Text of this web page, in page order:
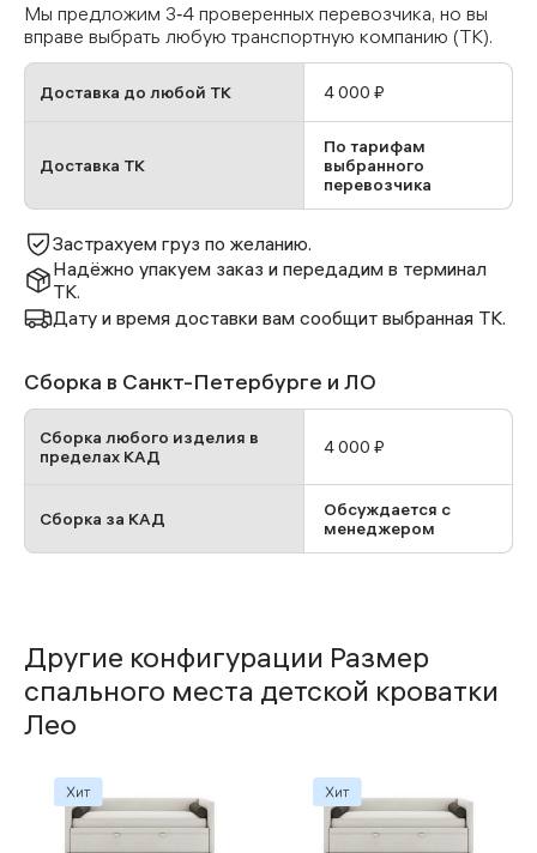
Мы предложим 3‑4 проверенных перевозчика, но вы
вправе выбрать любую транспортную компанию (ТК).
Доставка до любой ТК 4 000 ₽
Доставка ТК
По тарифам
выбранного
перевозчика
Застрахуем груз по желанию.
Надёжно упакуем заказ и передадим в терминал
ТК.
Дату и время доставки вам сообщит выбранная ТК.
Сборка в Санкт-Петербурге и ЛО
Сборка любого изделия в
пределах КАД
4 000 ₽
Сборка за КАД
Обсуждается с
менеджером
Другие конфигурации Размер
спального места детской кроватки
Лео